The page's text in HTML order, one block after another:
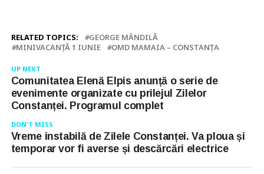
RELATED TOPICS:
GEORGE MĂNDILĂ
MINIVACANȚĂ 1 IUNIE
OMD MAMAIA – CONSTANȚA
UP NEXT
Comunitatea Elenă Elpis anunță o serie de
evenimente organizate cu prilejul Zilelor
Constanței. Programul complet
DON'T MISS
Vreme instabilă de Zilele Constanței. Va ploua și
temporar vor fi averse și descărcări electrice